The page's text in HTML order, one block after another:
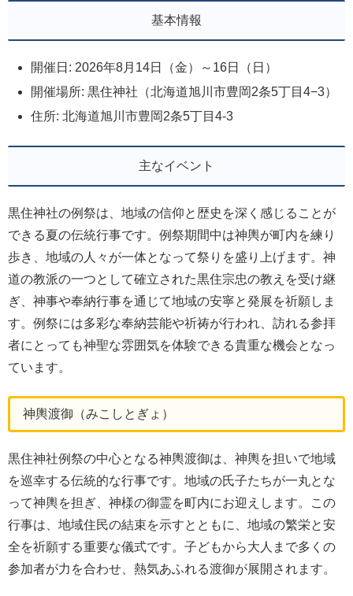
基本情報
開催日: 2026年8月14日（金）～16日（日）
開催場所: 黒住神社（北海道旭川市豊岡2条5丁目4−3）
住所: 北海道旭川市豊岡2条5丁目4-3
主なイベント
黒住神社の例祭は、地域の信仰と歴史を深く感じることが
できる夏の伝統行事です。例祭期間中は神輿が町内を練り
歩き、地域の人々が一体となって祭りを盛り上げます。神
道の教派の一つとして確立された黒住宗忠の教えを受け継
ぎ、神事や奉納行事を通じて地域の安寧と発展を祈願しま
す。例祭には多彩な奉納芸能や祈祷が行われ、訪れる参拝
者にとっても神聖な雰囲気を体験できる貴重な機会となっ
ています。
神輿渡御（みこしとぎょ）
黒住神社例祭の中心となる神輿渡御は、神輿を担いで地域
を巡幸する伝統的な行事です。地域の氏子たちが一丸とな
って神輿を担ぎ、神様の御霊を町内にお迎えします。この
行事は、地域住民の結束を示すとともに、地域の繁栄と安
全を祈願する重要な儀式です。子どもから大人まで多くの
参加者が力を合わせ、熱気あふれる渡御が展開されます。